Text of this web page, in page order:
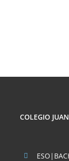
COLEGIO